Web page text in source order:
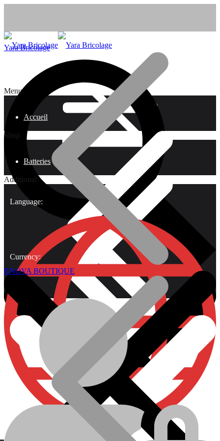
Menu
Accueil
À Propos
Shop
Batteries
Plomberie
Additional
Language:
Currency:
Yara Bricolage
BNOVA BOUTIQUE